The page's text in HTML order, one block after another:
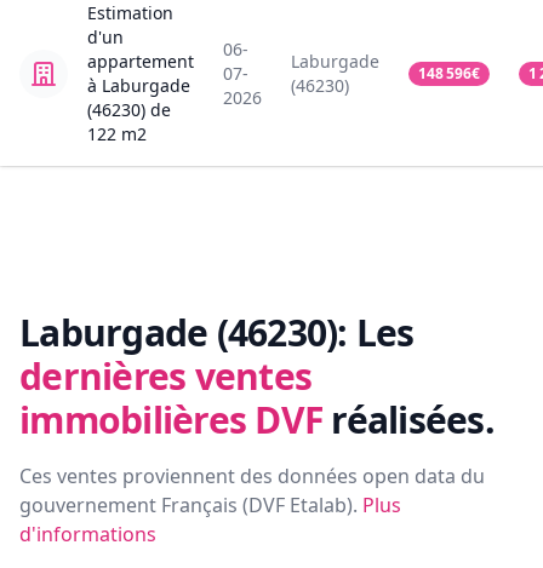
Estimation
d'un
appartement
à Laburgade
(46230) de
122 m2
06-
07-
2026
Laburgade
(46230)
148 596€ 1
Laburgade (46230): Les
dernières ventes
immobilières DVF réalisées.
Ces ventes proviennent des données open data du
gouvernement Français (DVF Etalab). Plus
d'informations